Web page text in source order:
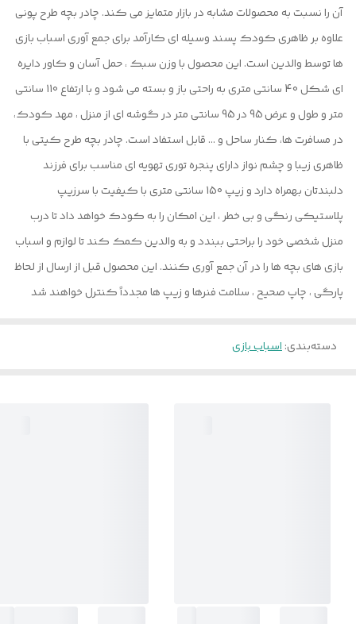
آن را نسبت به محصولات مشابه در بازار متمایز می کند. چادر بچه طرح پونی
علاوه بر ظاهری کودک پسند وسیله ای کارآمد برای جمع آوری اسباب بازی
ها توسط والدین است. این محصول با وزن سبک ، حمل آسان و کاور دایره
ای شکل 40 سانتی متری به راحتی باز و بسته می شود و با ارتفاع 110 سانتی
متر و طول و عرض 95 در 95 سانتی متر در گوشه ای از منزل ، مهد کودک،
در مسافرت ها، کنار ساحل و ... قابل استفاد است. چادر بچه طرح کیتی با
ظاهری زیبا و چشم نواز دارای پنجره توری تهویه ای مناسب برای فرزند
دلبندتان بهمراه دارد و زیپ 150 سانتی متری با کیفیت با سرزیپ
پلاستیکی رنگی و بی خطر ، این امکان را به کودک خواهد داد تا درب
منزل شخصی خود را براحتی ببندد و به والدین کمک کند تا لوازم و اسباب
بازی های بچه ها را در آن جمع آوری کنند. این محصول قبل از ارسال از لحاظ
پارگی ، چاپ صحیح ، سلامت فنرها و زیپ ها مجدداً کنترل خواهند شد
دسته‌بندی:اسباب بازی